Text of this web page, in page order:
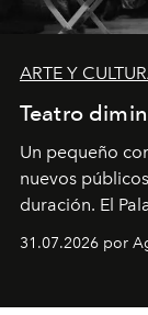
ARTE Y
Teatro
Un pequeño
nuevos
duración. El
son algunos
miniobras. Sus
31.07.2026 por